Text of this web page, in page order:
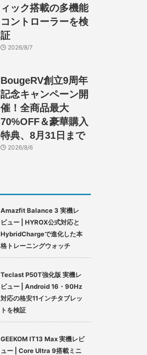
ィック搭載の多機能
コントローラーを検
証
2026/8/7
BougeRV創立9周年
記念キャンペーン開
催！全商品最大
70%OFF＆豪華購入
特典、8月31日まで
2026/8/6
Amazfit Balance 3 実機レ
ビュー | HYROX公式対応と
HybridChargeで進化した本
格トレーニングウォッチ
Teclast P50T強化版 実機レ
ビュー | Android 16・90Hz
対応の格安11インチタブレッ
トを検証
GEEKOM IT13 Max 実機レビ
ュー | Core Ultra 9搭載ミニ